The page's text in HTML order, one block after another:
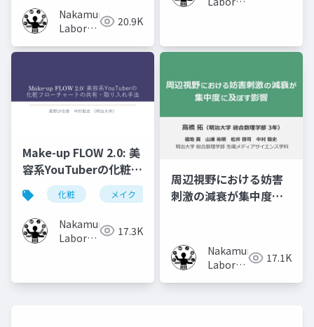
Nakamura
Laboratory
University)
20.9K
Make-up FLOW 2.0: 美
容系YouTuberの化粧フ
ローチャートの共有・
取り入れ手法
化粧 メイク 化粧工程 フローチャート
Nakamura
Laboratory 17.3K
周辺視野における妨害
刺激の減衰が集中度に
Nakamura
Laboratory 17.1K